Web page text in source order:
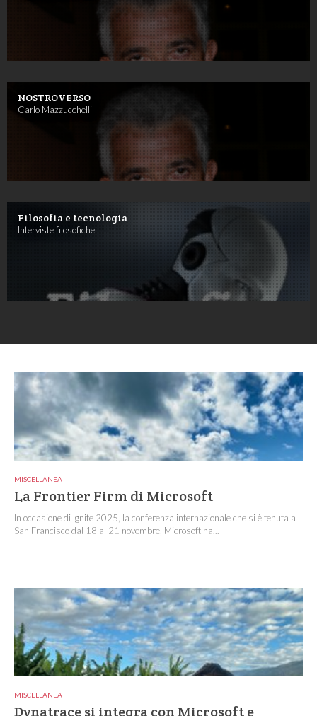
NOSTROVERSO
Carlo Mazzucchelli
Filosofia e tecnologia
Interviste filosofiche
MISCELLANEA
La Frontier Firm di Microsoft
In occasione di Ignite 2025, la conferenza internazionale che si è tenuta a
San Francisco dal 18 al 21 novembre, Microsoft ha...
MISCELLANEA
Dynatrace si integra con Microsoft e